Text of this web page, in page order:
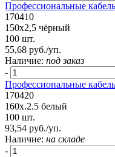
Профессиональные
170410
150х2,5 чёрный
100 шт.
55,68 руб./уп.
Наличие: под заказ
-
Профессиональные
170420
160x.2.5 белый
100 шт.
93,54 руб./уп.
Наличие: на складе
-